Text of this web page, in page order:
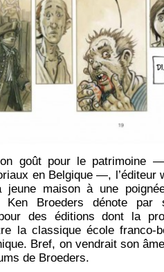
goût pour le patrimoine
en Belgique —, l’éditeur
maison à une poignée
Ken Broeders dénote par
des éditions dont la
la classique école
Bref, on vendrait son
de Broeders.